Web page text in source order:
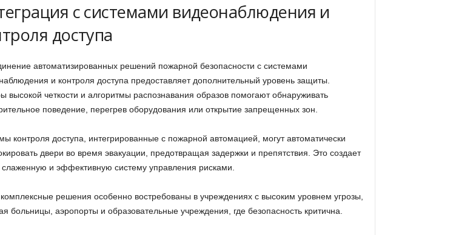
с системами видеонаблюдения и
доступа
автоматизированных решений пожарной безопасности с системами
и контроля доступа предоставляет дополнительный уровень защиты.
высокой четкости и алгоритмы распознавания образов помогают обнаруживать
поведение, перегрев оборудования или открытие запрещенных зон.
контроля доступа, интегрированные с пожарной автомацией, могут автоматически
двери во время эвакуации, предотвращая задержки и препятствия. Это создает
и эффективную систему управления рисками.
решения особенно востребованы в учреждениях с высоким уровнем угрозы,
больницы, аэропорты и образовательные учреждения, где безопасность критична.